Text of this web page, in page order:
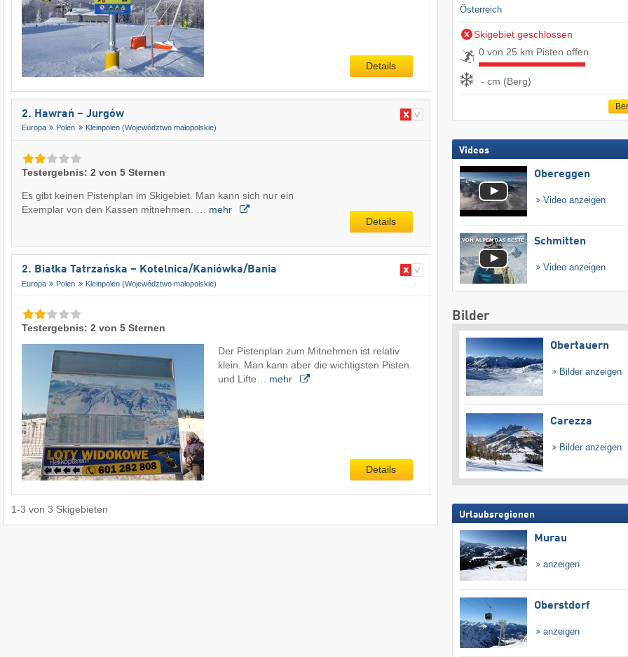
Details
2. Hawrań – Jurgów
Europa Polen Kleinpolen (Województwo małopolskie)
Testergebnis: 2 von 5 Sternen
Es gibt keinen Pistenplan im Skigebiet. Man kann sich nur ein
Exemplar von den Kassen mitnehmen. … mehr
Details
2. Białka Tatrzańska – Kotelnica/​Kaniówka/​Bania
Europa Polen Kleinpolen (Województwo małopolskie)
Testergebnis: 2 von 5 Sternen
Der Pistenplan zum Mitnehmen ist relativ
klein. Man kann aber die wichtigsten Pisten
und Lifte… mehr
Details
1-3 von 3 Skigebieten
Österreich
Skigebiet geschlossen
0 von 25 km Pisten offen
- cm (Berg)
Videos
Obereggen
Video anzeigen
Schmitten
Video anzeigen
Bilder
Obertauern
Bilder anzeigen
Carezza
Bilder anzeigen
Urlaubsregionen
Murau
anzeigen
Oberstdorf
anzeigen